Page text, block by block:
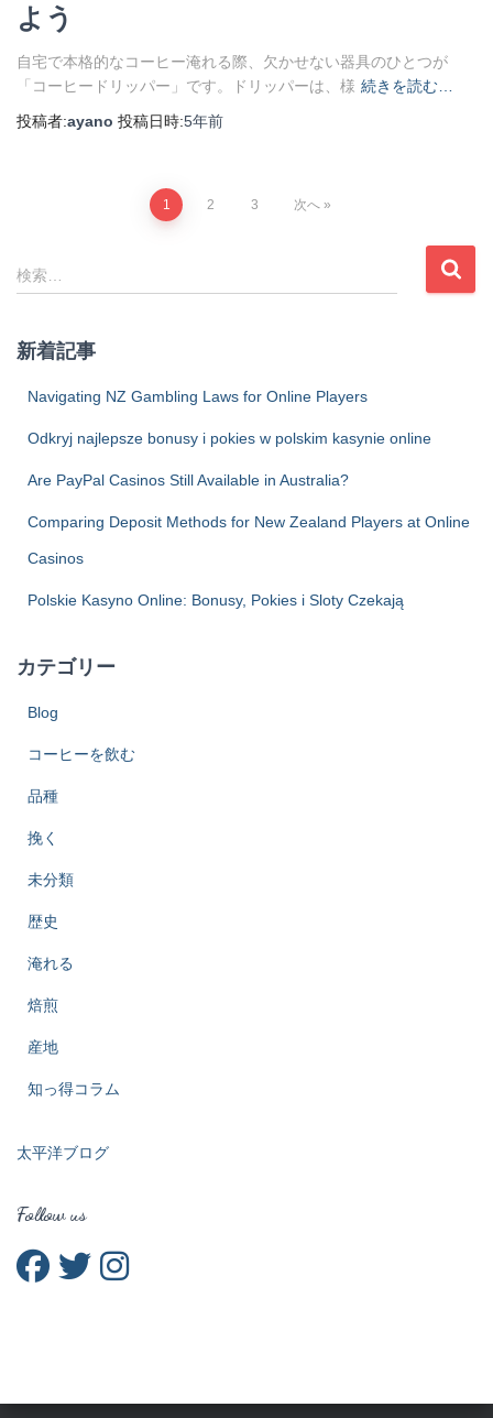
よう
自宅で本格的なコーヒー淹れる際、欠かせない器具のひとつが
「コーヒードリッパー」です。ドリッパーは、様 続きを読む…
投稿者:ayano 投稿日時:5年前
稿
ペ
ー
送
り
1 2 3 次へ
検
索
検索…
新着記事
Navigating NZ Gambling Laws for Online Players
Odkryj najlepsze bonusy i pokies w polskim kasynie online
Are PayPal Casinos Still Available in Australia?
Comparing Deposit Methods for New Zealand Players at Online
Casinos
Polskie Kasyno Online: Bonusy, Pokies i Sloty Czekają
カテゴリー
Blog
コーヒーを飲む
品種
挽く
未分類
歴史
淹れる
焙煎
産地
知っ得コラム
太平洋ブログ
Follow us